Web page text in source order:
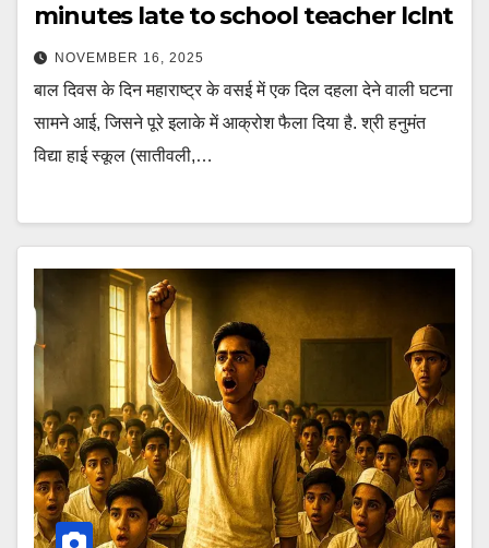
minutes late to school teacher lclnt
NOVEMBER 16, 2025
बाल दिवस के दिन महाराष्ट्र के वसई में एक दिल दहला देने वाली घटना
सामने आई, जिसने पूरे इलाके में आक्रोश फैला दिया है. श्री हनुमंत
विद्या हाई स्कूल (सातीवली,…